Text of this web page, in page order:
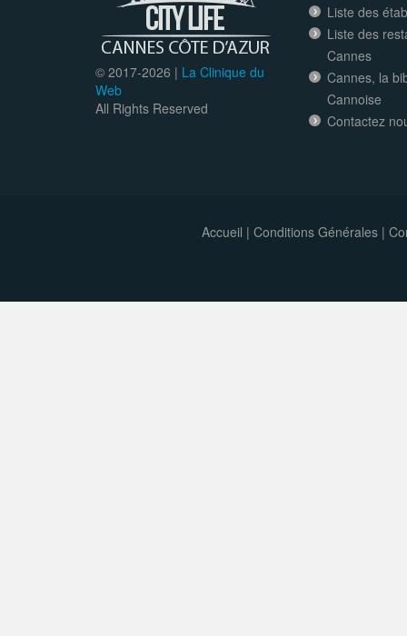
© 2017-2026 | La Clinique du
Web
All Rights Reserved
Liste des
Liste des
Cannes
Cannes, la
Cannoise
Contactez
Accueil | Conditions Générales|